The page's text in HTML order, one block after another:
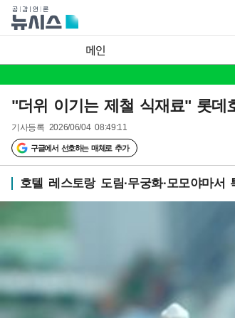
메인
"더위 이기는 제철 식재료" 롯데
기사등록 2026/06/04 08:49:11
구글에서 선호하는 매체로 추가
호텔 레스토랑 도림·무궁화·모모야마서